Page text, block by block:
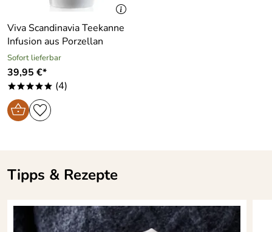
Hersteller: VIVA Scandinavia Europe BvBA,
Kuringersteenweg 172, 3500 Hasselt, Belgien ,
hello@shopviva.com
Viva Scandinavia Teekanne
Infusion aus Porzellan
Sofort lieferbar
39,95 €*
***** (4)
Tipps & Rezepte